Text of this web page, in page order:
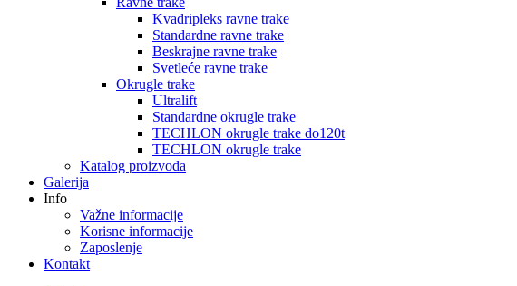
Kvadripleks ravne trake
Standardne ravne trake
Beskrajne ravne trake
Svetleće ravne trake
Okrugle trake
Ultralift
Standardne okrugle trake
TECHLON okrugle trake do120t
TECHLON okrugle trake
Katalog proizvoda
Galerija
Info
Važne informacije
Korisne informacije
Zaposlenje
Kontakt